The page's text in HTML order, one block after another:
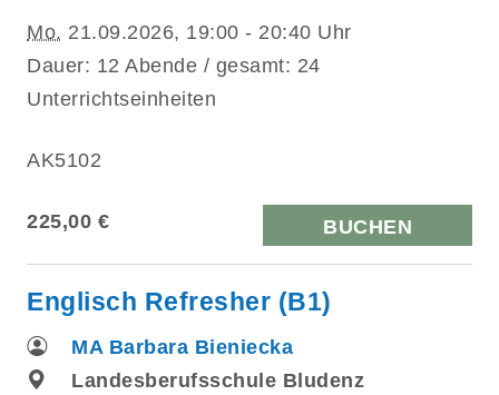
Mo. 21.09.2026, 19:00 - 20:40 Uhr
Dauer: 12 Abende / gesamt: 24
Unterrichtseinheiten
AK5102
225,00 € BUCHEN
Englisch Refresher (B1)
MA Barbara Bieniecka
Landesberufsschule Bludenz